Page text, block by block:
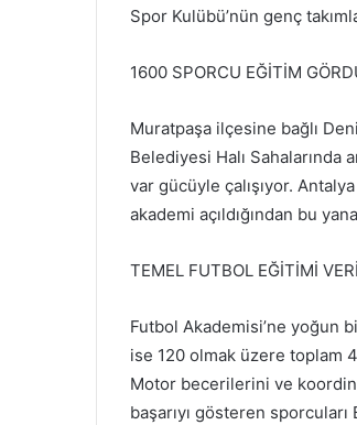
Spor Kulübü’nün genç
1600 SPORCU EĞİTİM
Muratpaşa ilçesine bağlı
Belediyesi Halı Sahalarında
var gücüyle çalışıyor.
akademi açıldığından bu
TEMEL FUTBOL EĞİTİMİ
Futbol Akademisi’ne yoğun
ise 120 olmak üzere toplam
Motor becerilerini ve
başarıyı gösteren